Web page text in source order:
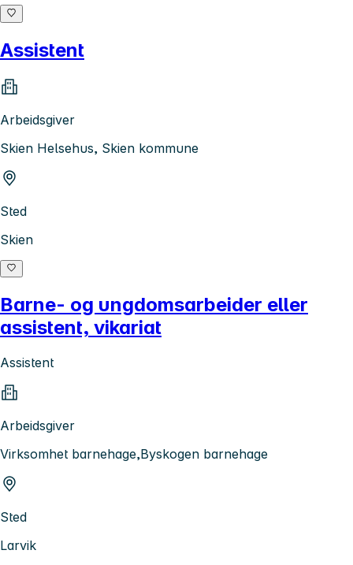
Assistent
Arbeidsgiver
Skien Helsehus, Skien kommune
Sted
Skien
Barne- og ungdomsarbeider eller
assistent, vikariat
Assistent
Arbeidsgiver
Virksomhet barnehage,Byskogen barnehage
Sted
Larvik